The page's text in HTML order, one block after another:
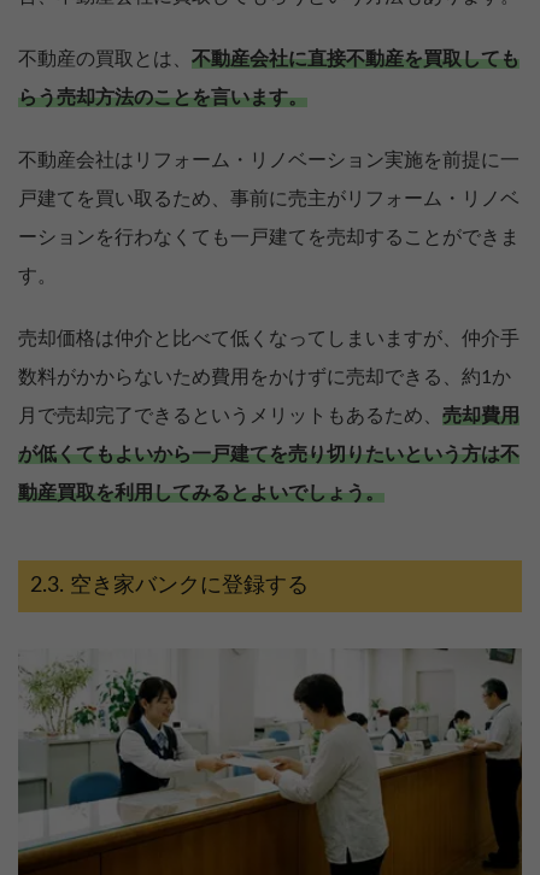
不動産の買取とは、 不動産会社に直接不動産を買取しても
らう売却方法のことを言います。
不動産会社はリフォーム・リノベーション実施を前提に一
戸建てを買い取るため、事前に売主がリフォーム・リノベ
ーションを行わなくても一戸建てを売却することができま
す。
売却価格は仲介と比べて低くなってしまいますが、仲介手
数料がかからないため費用をかけずに売却できる、約1か
月で売却完了できるというメリットもあるため、 売却費用
が低くてもよいから一戸建てを売り切りたいという方は不
動産買取を利用してみるとよいでしょう。
空き家バンクに登録する